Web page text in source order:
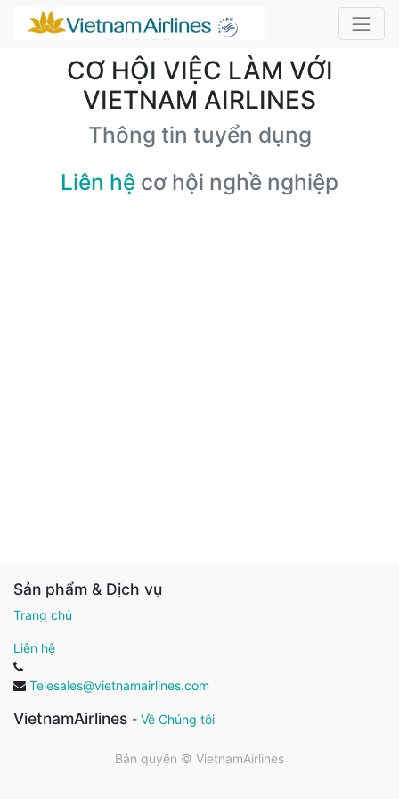
CƠ HỘI VIỆC LÀM VỚI
VIETNAM AIRLINES
Thông tin tuyển dụng
Liên hệ cơ hội nghề nghiệp
Sản phẩm & Dịch vụ
Trang chủ
Liên hệ
Telesales@vietnamairlines.com
VietnamAirlines - Về Chúng tôi
Bản quyền © VietnamAirlines